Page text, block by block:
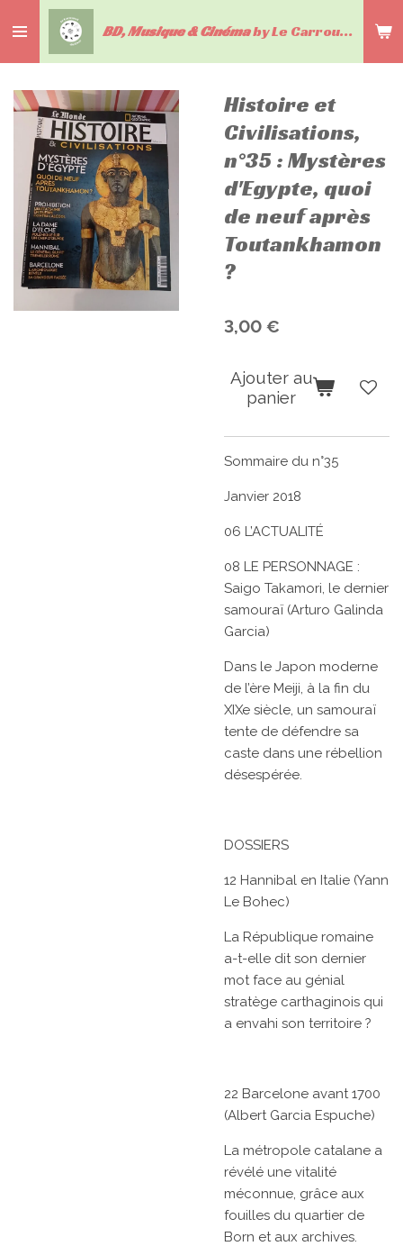
au
contenu
BD, Musique & Cinémaby Le Carrousel du livre
Histoire et
Civilisations,
n°35 : Mystères
d'Egypte, quoi
de neuf après
Toutankhamon
?
3,00 €
Ajouter au
panier
Sommaire du n°35
Janvier 2018
06 L’ACTUALITÉ
08 LE PERSONNAGE :
Saigo Takamori, le dernier
samouraï (Arturo Galinda
Garcia)
Dans le Japon moderne
de l’ère Meiji, à la fin du
XIXe siècle, un samouraï
tente de défendre sa
caste dans une rébellion
désespérée.
DOSSIERS
12 Hannibal en Italie (Yann
Le Bohec)
La République romaine
a-t-elle dit son dernier
mot face au génial
stratège carthaginois qui
a envahi son territoire ?
22 Barcelone avant 1700
(Albert Garcia Espuche)
La métropole catalane a
révélé une vitalité
méconnue, grâce aux
fouilles du quartier de
Born et aux archives.